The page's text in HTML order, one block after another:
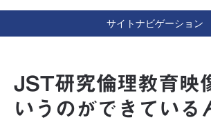
サイトナビゲーション
JST研究倫理教育映
いうのができている